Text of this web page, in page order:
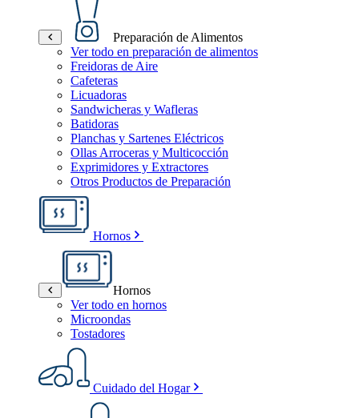
Preparación de Alimentos
Ver todo en preparación de alimentos
Freidoras de Aire
Cafeteras
Licuadoras
Sandwicheras y Wafleras
Batidoras
Planchas y Sartenes Eléctricos
Ollas Arroceras y Multicocción
Exprimidores y Extractores
Otros Productos de Preparación
Hornos
Hornos
Ver todo en hornos
Microondas
Tostadores
Cuidado del Hogar